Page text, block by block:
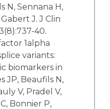
N, Sennana H,
J. J Clin
40.
1alpha
variants:
biomarkers in
JP, Beaufils N,
V, Pradel V,
Bonnier P,